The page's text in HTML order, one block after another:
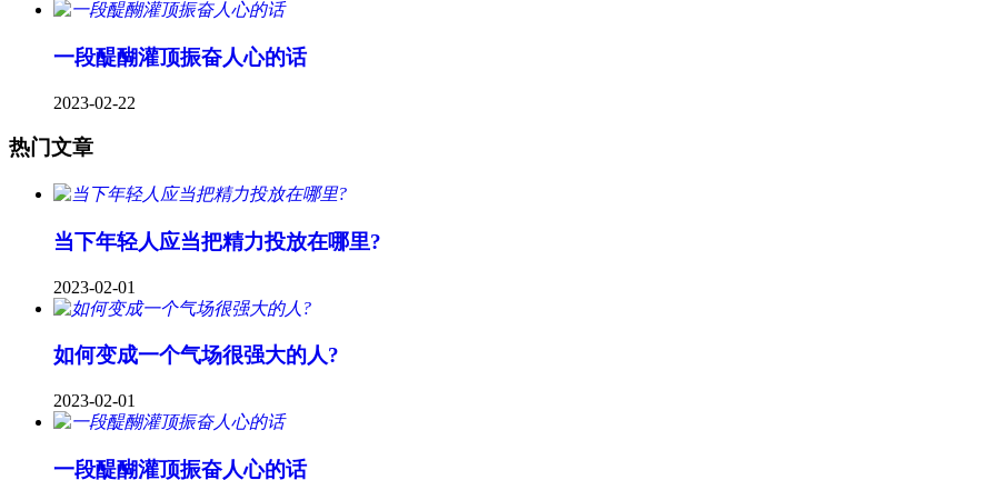
一段醍醐灌顶振奋人心的话
2023-02-22
热门文章
当下年轻人应当把精力投放在哪里?
2023-02-01
如何变成一个气场很强大的人?
2023-02-01
一段醍醐灌顶振奋人心的话